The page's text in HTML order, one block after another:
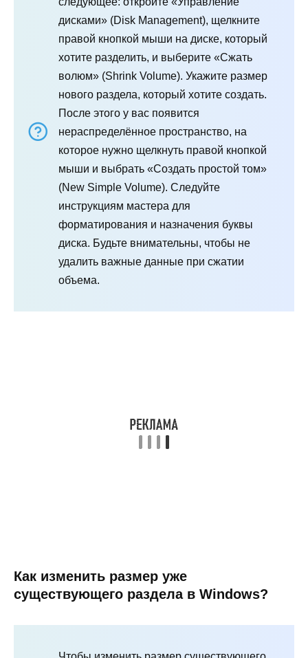
дисками» (Disk Management), щелкните
правой кнопкой мыши на диске, который
хотите разделить, и выберите «Сжать
волюм» (Shrink Volume). Укажите размер
нового раздела, который хотите создать.
После этого у вас появится
нераспределённое пространство, на
которое нужно щелкнуть правой кнопкой
мыши и выбрать «Создать простой том»
(New Simple Volume). Следуйте
инструкциям мастера для
форматирования и назначения буквы
диска. Будьте внимательны, чтобы не
удалить важные данные при сжатии
объема.
Как изменить размер уже
существующего раздела в Windows?